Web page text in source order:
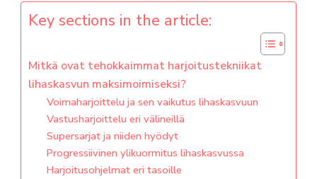
Key sections in the article:
Mitkä ovat tehokkaimmat harjoitustekniikat
lihaskasvun maksimoimiseksi?
Voimaharjoittelu ja sen vaikutus lihaskasvuun
Vastusharjoittelu eri välineillä
Supersarjat ja niiden hyödyt
Progressiivinen ylikuormitus lihaskasvussa
Harjoitusohjelmat eri tasoille